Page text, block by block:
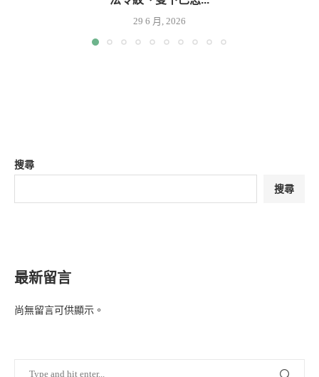
29 6 月, 2026
搜尋
搜尋
最新留言
尚無留言可供顯示。